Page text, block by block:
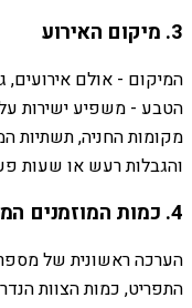
3. מיקום האירוע
המיקום - אולם אירועים,
הטבע - משפיע ישירות
מקומות החניה, תשתיות
והגבלות רעש או שעות
4. כמות המוזמנים המשוערת
הערכה ראשונית של
התפריט, כמות הצוות